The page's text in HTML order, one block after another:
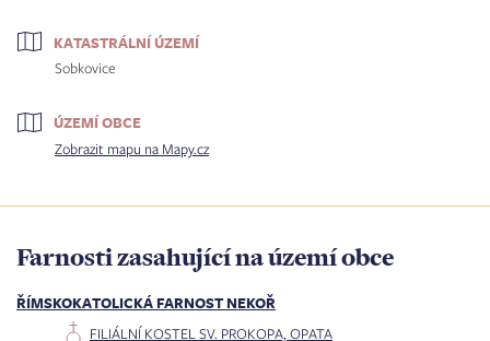
KATASTRÁLNÍ ÚZEMÍ
Sobkovice
ÚZEMÍ OBCE
Zobrazit mapu na Mapy.cz
Farnosti zasahující na území obce
ŘÍMSKOKATOLICKÁ FARNOST NEKOŘ
FILIÁLNÍ KOSTEL SV. PROKOPA, OPATA